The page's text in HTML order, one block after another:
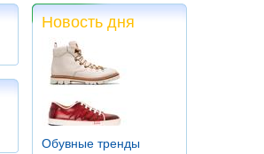
Новость дня
Обувные тренды